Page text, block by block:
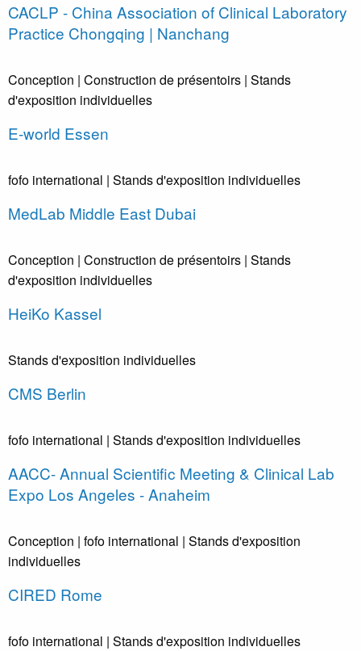
CACLP - China Association of Clinical Laboratory
Practice Chongqing | Nanchang
Conception | Construction de présentoirs | Stands
d'exposition individuelles
E-world Essen
fofo international | Stands d'exposition individuelles
MedLab Middle East Dubai
Conception | Construction de présentoirs | Stands
d'exposition individuelles
HeiKo Kassel
Stands d'exposition individuelles
CMS Berlin
fofo international | Stands d'exposition individuelles
AACC- Annual Scientific Meeting & Clinical Lab
Expo Los Angeles - Anaheim
Conception | fofo international | Stands d'exposition
individuelles
CIRED Rome
fofo international | Stands d'exposition individuelles